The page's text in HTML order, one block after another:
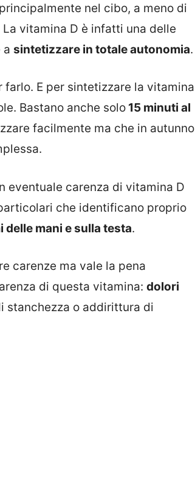
nel cibo, a meno di
vitamina D è infatti una delle
a sintetizzare in totale autonomia.
E per sintetizzare la vitamina
Bastano anche solo 15 minuti al
facilmente ma che in autunno
eventuale carenza di vitamina D
che identificano proprio
delle mani e sulla testa.
carenze ma vale la pena
di questa vitamina: dolori
stanchezza o addirittura di